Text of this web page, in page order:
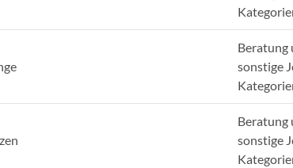
Beratung
sonstige
Beratung
sonstige